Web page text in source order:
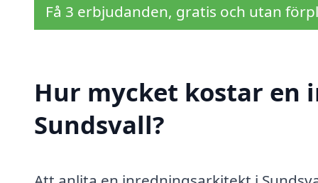
Få 3 erbjudanden, gratis och utan
Hur mycket kostar
Sundsvall?